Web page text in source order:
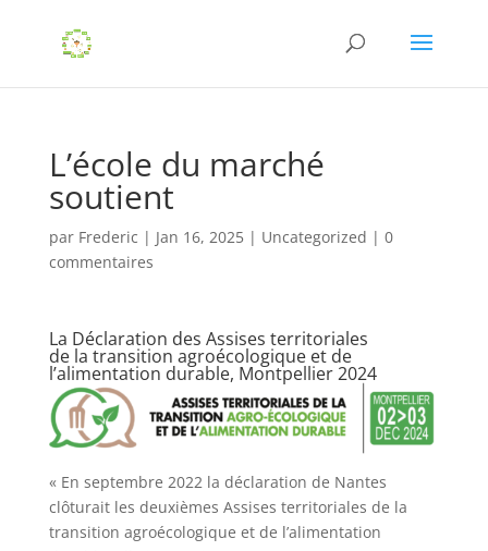
L’école du marché
soutient
par Frederic | Jan 16, 2025| Uncategorized | 0
commentaires
La Déclaration des Assises territoriales
de la transition agroécologique et de
l’alimentation durable, Montpellier 2024
« En septembre 2022 la déclaration de Nantes
clôturait les deuxièmes Assises territoriales de la
transition agroécologique et de l’alimentation